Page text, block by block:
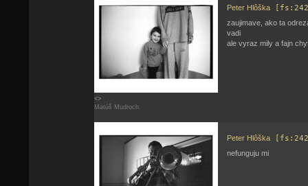
<>
Matúš Mudroch
Peter Hlôška
zaujimave, ako ta
vadi
ale vyraz mily a fajn
Peter Hlôška
nefunguju mi